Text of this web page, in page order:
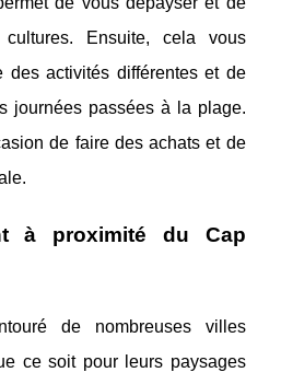
Ensuite, cela vous
des activités différentes et de
journées passées à la plage.
de faire des achats et de
à proximité du Cap
de nombreuses villes
ce soit pour leurs paysages